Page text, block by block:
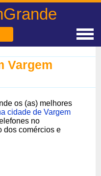
Vargem
os (as) melhores
cidade de Vargem
no
dos comércios e